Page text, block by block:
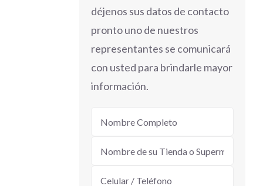
déjenos sus datos de contacto
pronto uno de nuestros
representantes se comunicará
con usted para brindarle mayor
información.